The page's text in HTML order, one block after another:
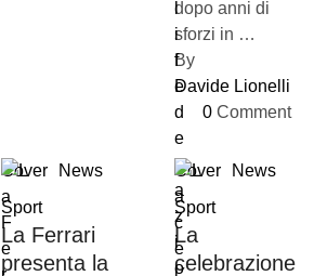
dopo anni di
sforzi in …
By
Davide Lionelli
0 Comment
Cover
News
Sport
La Ferrari
presenta la
Cover
News
Sport
La
celebrazione